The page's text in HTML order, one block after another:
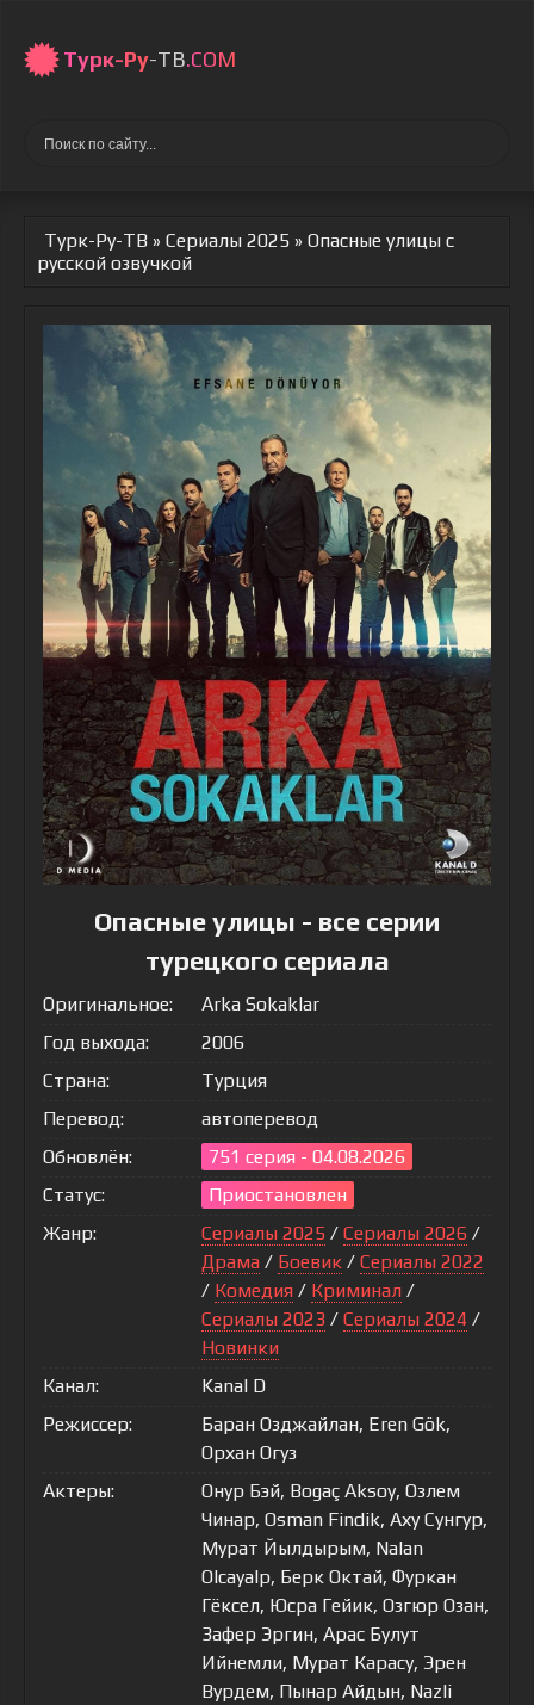
Турк-Ру-ТВ.COM
Турк-Ру-ТВ » Сериалы 2025 » Опасные улицы с
русской озвучкой
Опасные улицы - все серии
турецкого сериала
Оригинальное:
Arka Sokaklar
Год выхода:
2006
Страна:
Турция
Перевод:
автоперевод
Обновлён:
751 серия - 04.08.2026
Статус:
Приостановлен
Жанр:
Сериалы 2025 / Сериалы 2026 /
Драма / Боевик / Сериалы 2022
/ Комедия / Криминал /
Сериалы 2023 / Сериалы 2024 /
Новинки
Канал:
Kanal D
Режиссер:
Баран Озджайлан, Eren Gök,
Орхан Огуз
Актеры:
Онур Бэй, Bogaç Aksoy, Озлем
Чинар, Osman Findik, Аху Сунгур,
Мурат Йылдырым, Nalan
Olcayalp, Берк Октай, Фуркан
Гёксел, Юсра Гейик, Озгюр Озан,
Зафер Эргин, Арас Булут
Ийнемли, Мурат Карасу, Эрен
Вурдем, Пынар Айдын, Nazli